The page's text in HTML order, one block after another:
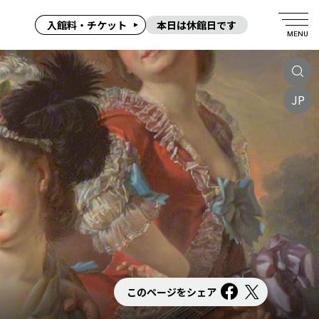
入館料・チケット 本日は休館日です
MENU
JP
このページをシェア